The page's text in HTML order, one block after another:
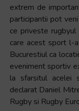
extrem de
participantii pot
ce priveste
care acest sport l-
Bucurestiul ca
eveniment sportiv
la sfarsitul acelei
declarat Daniel
Rugby si Rugby